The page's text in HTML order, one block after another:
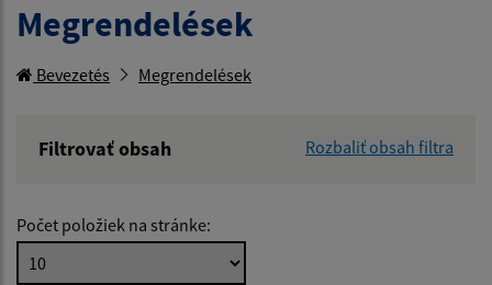
Megrendelések
Bevezetés Megrendelések
Filtrovať obsah
Rozbaliť obsah filtra
Hľadať v:
Počet položiek na stránke: